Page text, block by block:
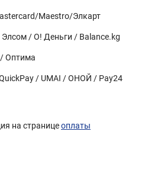
Maestro/Элкарт
/ О! Деньги / Balance.kg
Оптима
/ UMAI / ОНОЙ / Pay24
на страницеоплаты